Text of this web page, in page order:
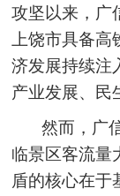
攻坚以来，广
上饶市具备
济发展持续注
产业发展、民
然而，广
临景区客流量
盾的核心在于